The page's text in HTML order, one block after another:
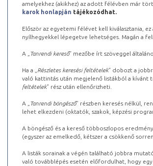
amelyekhez (akikhez) az adott félévben már
karok honlapján tájékozódhat.
Először az egyetemi félévet kell kiválasztania, ez
nyílhegyekkel lépegetve lehetséges. Magán a
A „ Tanrendi kereső” mezőbe írt szöveggel
Ha a „ Részletes keresési feltételek” dobozt a
való kattintás után megjelenő listákból a kívánt
feltételek” rész után ellenőrizheti.
A „ Tanrendi böngésző” részben keresés nélkül,
lehet elkezdeni (oktatók, szakok, képzési
A böngésző és a kereső többoszlopos
(egyszer az emelkedő, kétszer a csökkenő
A listák sorainak a végén található jobbra
való továbblépés esetén előfordulhat, hogy